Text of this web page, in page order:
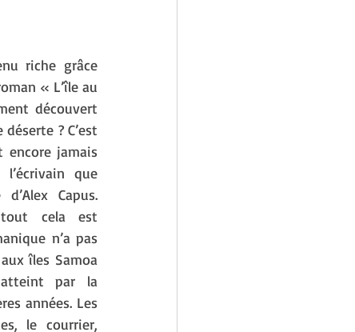
riche grâce
« L’île au
découvert
? C’est
encore jamais
que
Capus.
cela est
n’a pas
îles Samoa
atteint par la
années. Les
le courrier,